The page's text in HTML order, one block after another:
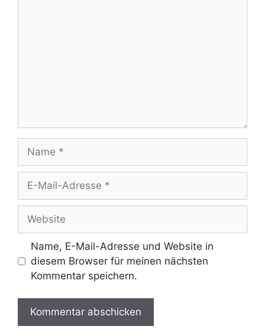
Mail-
Adresse
Name, E-Mail-Adresse und Website in
diesem Browser für meinen nächsten
Kommentar speichern.